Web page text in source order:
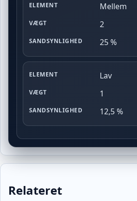
Mellem
2
25 %
Lav
1
12,5 %
Relateret